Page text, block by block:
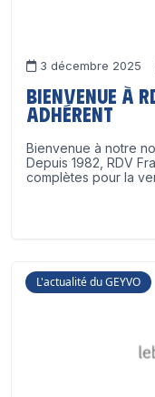
3 décembre 2025
Bienvenue à
adhérent
Bienvenue à notre
Depuis 1982, RDV
complètes pour la
L'actualité du GEYVO